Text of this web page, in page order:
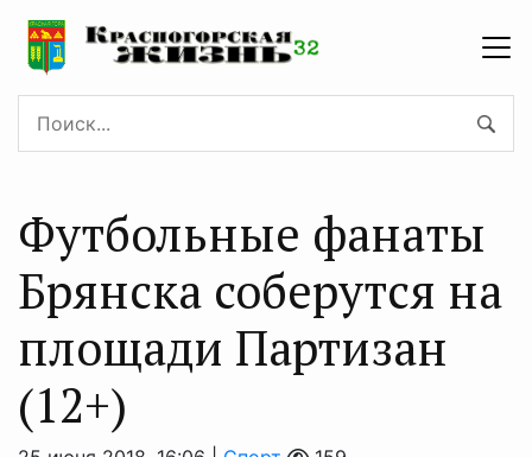
Футбольные фанаты
Брянска соберутся на
площади Партизан
(12+)